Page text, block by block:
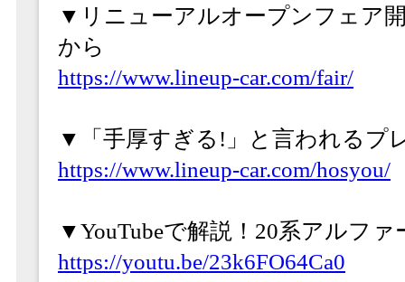
▼リニューアルオープンフェア
から
https://www.lineup-car.com/fair/
▼「手厚すぎる!」と言われるプ
https://www.lineup-car.com/hosyou/
▼YouTubeで解説！20系アルフ
https://youtu.be/23k6FO64Ca0